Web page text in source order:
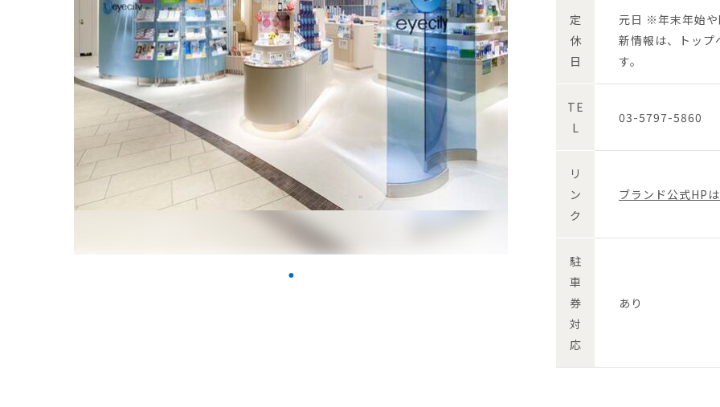
定
休
日
元日 ※年末年始や
新情報は、トップ
す。
TE
L
03-5797-5860
リ
ン
ク
ブランド公式HP
駐
車
券
対
応
あり